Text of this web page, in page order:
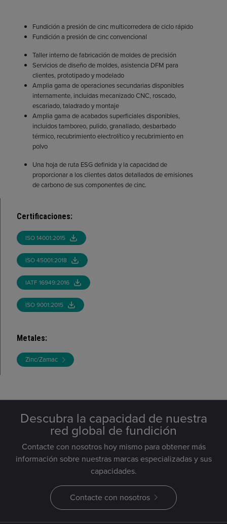
Fundición a presión de cinc multicorredera de ciclo rápido
Fundición a presión de cinc convencional
Taller interno de fabricación de moldes de precisión
Servicios de diseño de moldes, asistencia DFM para
clientes, prototipado y modelado
Amplia gama de operaciones secundarias disponibles
internamente, incluidas mecanizado CNC, roscado,
escariado, taladrado y montaje
Amplia gama de acabados superficiales disponibles,
incluidos tamboreo, pulido, granallado, desbarbado
térmico, recubrimiento electrolítico y recubrimiento en
polvo
Una hoja de ruta ESG definida y la capacidad de
proporcionar a los clientes datos detallados de emisiones
de carbono de sus componentes de cinc.
Certificaciones:
ISO 14001:2015
ISO 45001:2018
IATF 16949:2016
ISO 9001:2015
Metales:
Zinc/Zamac
Descubra la capacidad de nuestra
red global de fundición
Contacte con nosotros hoy mismo para obtener más
información sobre nuestras marcas especializadas y sus
capacidades.
Contacte con nosotros